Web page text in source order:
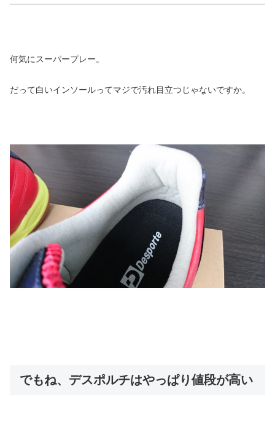
何気にスーパープレー。
だって白いインソールってマジで汚れ目立つじゃないですか。
でもね、デスポルチはやっぱり値段が高い